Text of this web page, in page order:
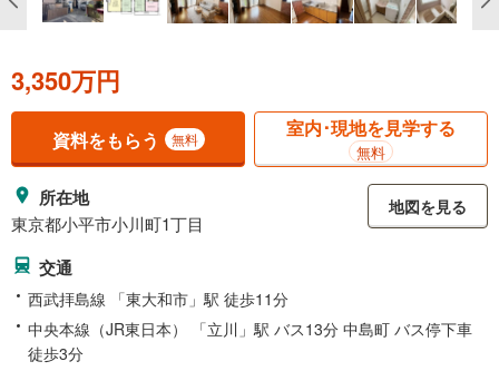
3,350万円
資料をもらう 無料 室内･現地を見学する
無料
所在地
東京都小平市小川町1丁目
地図を見る
交通
西武拝島線 「東大和市」駅 徒歩11分
中央本線（JR東日本） 「立川」駅 バス13分 中島町 バス停下車
徒歩3分